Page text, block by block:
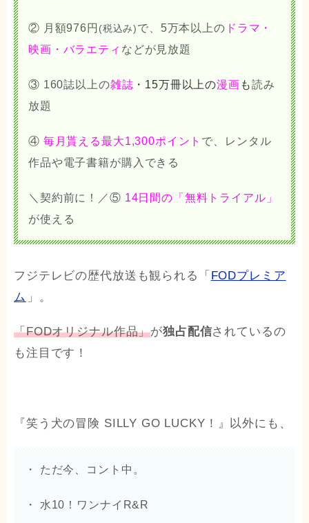
② 月額976円 (税込み)で、5万本以上の ドラマ・
映画・バラエティ などが見放題
③ 160誌以上の雑誌 ・15万冊以上の漫画 も読み
放題
④ 毎月貰える最大1,300ポイント で、レンタル
作品や電子書籍が購入できる
＼契約前に！／⑤ 14日間の「無料トライアル」
が使える
フジテレビの歴代放送も観られる「 FODプレミア
ム 」。
「FODオリジナル作品」が独占配信されているの
も注目です！
『笑う犬の冒険 SILLY GO LUCKY！』以外にも、
・ ただ今、コント中。
・ 水10！ワンナイR&R